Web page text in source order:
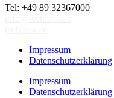
Tel: +49 89 32367000
Impressum
Datenschutzerklärung
Impressum
Datenschutzerklärung